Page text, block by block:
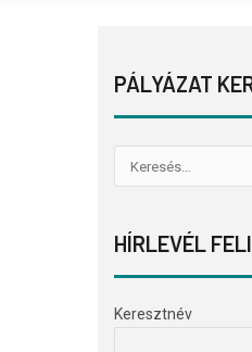
PÁLYÁZAT
HÍRLEVÉL
Keresztnév